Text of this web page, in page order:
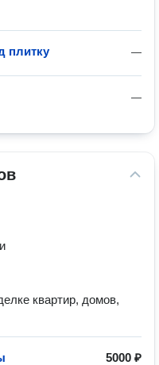
—
плитку
—
квартир, домов,
5000 ₽